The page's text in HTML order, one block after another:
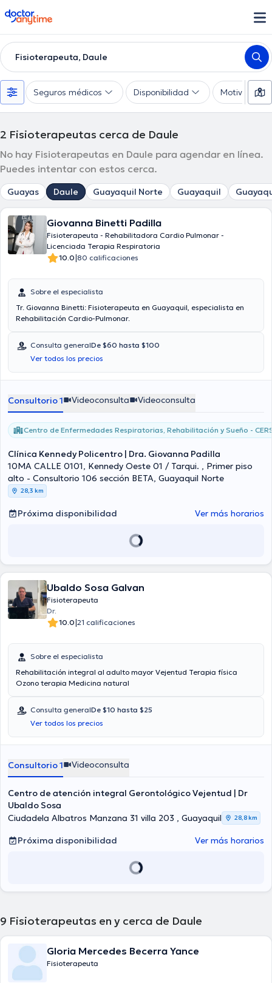
doctoranytime
Fisioterapeuta, Daule
Seguros médicos Disponibilidad Motivo de
2 Fisioterapeutas cerca de Daule
No hay Fisioterapeutas en Daule para agendar en línea.
Puedes intentar con estos cerca.
Guayas Daule Guayaquil Norte Guayaquil
Giovanna Binetti Padilla
Fisioterapeuta - Rehabilitadora Cardio Pulmonar -
Licenciada Terapia Respiratoria
10.0|80 calificaciones
Sobre el especialista
Tr. Giovanna Binetti: Fisioterapeuta en Guayaquil, especialista en
Rehabilitación Cardio-Pulmonar.
Consulta generalDe $60 hasta $100
Ver todos los precios
Consultorio 1 Videoconsulta Videoconsulta
Centro de Enfermedades Respiratorias, Rehabilitación y Sueño -
Clínica Kennedy Policentro | Dra. Giovanna Padilla
10MA CALLE 0101, Kennedy Oeste 01 / Tarqui. , Primer piso
alto - Consultorio 106 sección BETA, Guayaquil Norte
28,3 km
Próxima disponibilidad Ver más horarios
Ubaldo Sosa Galvan
Fisioterapeuta
Dr.
10.0|21 calificaciones
Sobre el especialista
Rehabilitación integral al adulto mayor Vejentud Terapia física
Ozono terapia Medicina natural
Consulta generalDe $10 hasta $25
Ver todos los precios
Consultorio 1 Videoconsulta
Centro de atención integral Gerontológico Vejentud | Dr
Ubaldo Sosa
Ciudadela Albatros Manzana 31 villa 203 , Guayaquil
28,8 km
Próxima disponibilidad Ver más horarios
9 Fisioterapeutas en y cerca de Daule
Gloria Mercedes Becerra Yance
Fisioterapeuta